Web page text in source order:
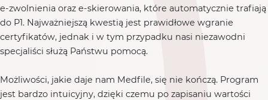
e-zwolnienia oraz e-skierowania, które automatycznie trafiają
do P1. Najważniejszą kwestią jest prawidłowe wgranie
certyfikatów, jednak i w tym przypadku nasi niezawodni
specjaliści służą Państwu pomocą.
Możliwości, jakie daje nam Medfile, się nie kończą. Program
jest bardzo intuicyjny, dzięki czemu po zapisaniu wartości